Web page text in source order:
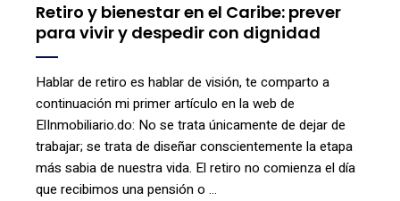
Retiro y bienestar en el Caribe: prever
para vivir y despedir con dignidad
Hablar de retiro es hablar de visión, te comparto a
continuación mi primer artículo en la web de
ElInmobiliario.do: No se trata únicamente de dejar de
trabajar; se trata de diseñar conscientemente la etapa
más sabia de nuestra vida. El retiro no comienza el día
que recibimos una pensión o …